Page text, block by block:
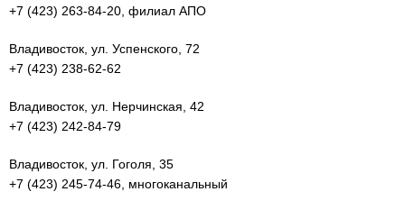
+7 (423) 263-84-20, филиал АПО
Владивосток, ул. Успенского, 72
+7 (423) 238-62-62
Владивосток, ул. Нерчинская, 42
+7 (423) 242-84-79
Владивосток, ул. Гоголя, 35
+7 (423) 245-74-46, многоканальный